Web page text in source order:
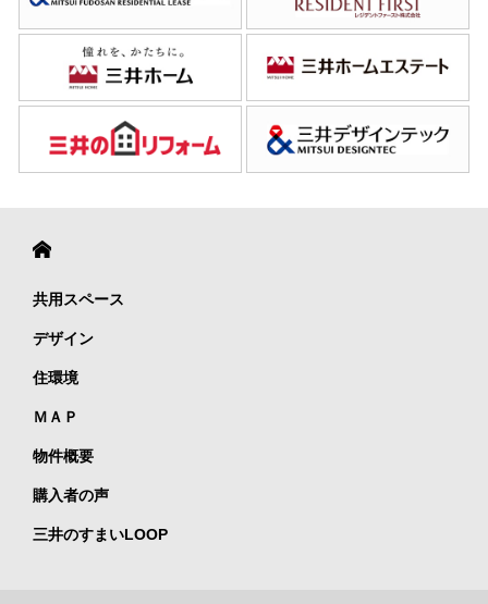
共用スペース
デザイン
住環境
ＭＡＰ
物件概要
購入者の声
三井のすまいLOOP